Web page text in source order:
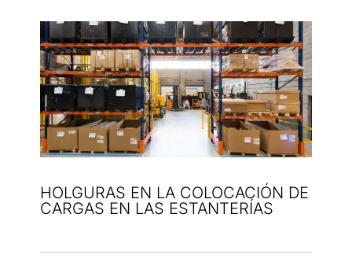
HOLGURAS EN LA COLOCACIÓN DE
CARGAS EN LAS ESTANTERÍAS